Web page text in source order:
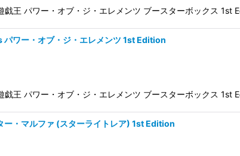
パワー・オブ・ジ・エレメンツ ブースターボックス 1st
ワー・オブ・ジ・エレメンツ 1st Edition
パワー・オブ・ジ・エレメンツ ブースターボックス 1st
・マルファ (スターライトレア) 1st Edition